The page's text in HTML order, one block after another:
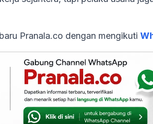
Pranala.co dengan mengikuti